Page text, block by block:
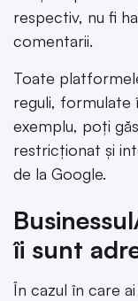
respectiv, nu fi
comentarii.
Toate
reguli, formulate
exemplu, poți
restricționat și
de la Google.
îi sunt
În cazul în care